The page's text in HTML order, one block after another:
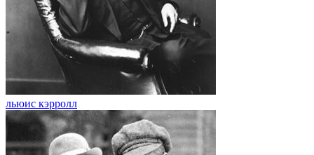
льюис кэрролл